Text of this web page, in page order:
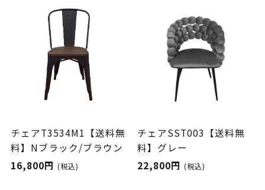
チェアT3534M1【送料無
料】Nブラック/ブラウン
16,800円 (税込)
チェアSST003【送料無
料】グレー
22,800円(税込)